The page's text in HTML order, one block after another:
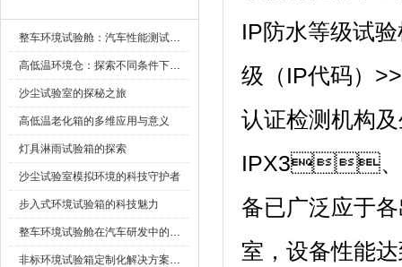
整车环境试验舱：汽车性能测试的设备
高低温环境仓：探索不同条件下的科学奥秘
沙尘试验室的探秘之旅
高低温老化箱的多维应用与意义
灯具淋雨试验箱的探索
沙尘试验室模拟环境的科技守护者
步入式环境试验箱的科技魅力
整车环境试验舱在汽车研发中的作用
非标环境试验箱定制化解决方案在可靠性测试中的重要性
IP防水等级试
级（IP代码）
认证检测机构
IPX3、
备已广泛应于各
室，设备性能